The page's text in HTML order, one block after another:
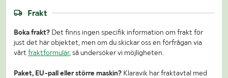
Frakt
Boka frakt? Det finns ingen specifik information om frakt för
just det här objektet, men om du skickar oss en förfrågan via
vårt fraktformulär, så undersöker vi möjligheten.
Paket, EU-pall eller större maskin? Klaravik har fraktavtal med